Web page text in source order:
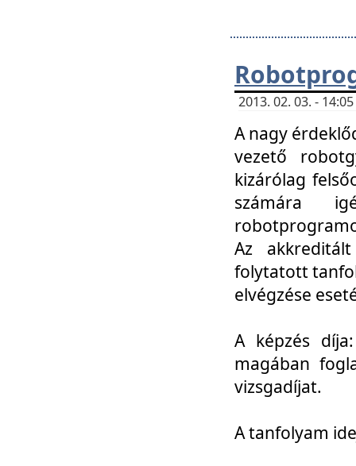
2013. 02. 03. -
A nagy
vezető
kizárólag
számára
Az
folytatott
elvégzése
A képzés
magában
vizsgadíjat.
A tanfolyam